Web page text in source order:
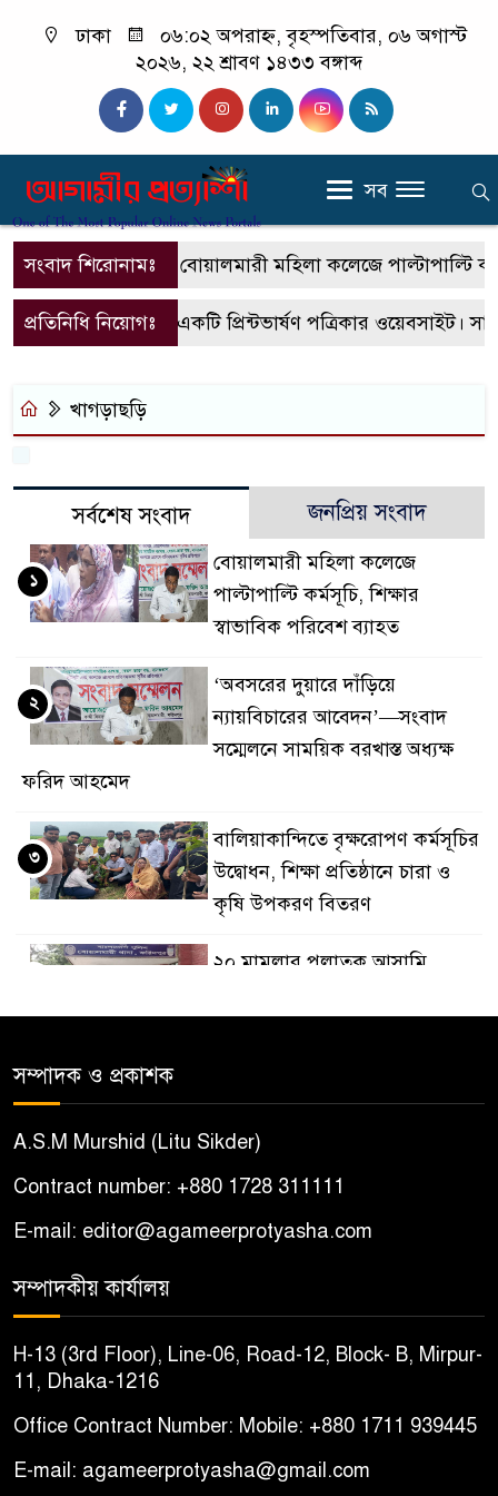
ঢাকা
০৬:০২ অপরাহ্ন, বৃহস্পতিবার, ০৬ অগাস্ট
২০২৬, ২২ শ্রাবণ ১৪৩৩ বঙ্গাব্দ
সব
সংবাদ শিরোনামঃ বোয়ালমারী মহিলা কলেজে পাল্টাপাল্টি
প্রতিনিধি নিয়োগঃএটি একটি প্রিন্টভার্ষণ পত্রিকার ওয়েবসাইট।
খাগড়াছড়ি
সর্বশেষ সংবাদ জনপ্রিয় সংবাদ
বোয়ালমারী মহিলা কলেজে
পাল্টাপাল্টি কর্মসূচি, শিক্ষার
স্বাভাবিক পরিবেশ ব্যাহত
১
‘অবসরের দুয়ারে দাঁড়িয়ে
ন্যায়বিচারের আবেদন’—সংবাদ
সম্মেলনে সাময়িক বরখাস্ত অধ্যক্ষ
ফরিদ আহমেদ
২
বালিয়াকান্দিতে বৃক্ষরোপণ কর্মসূচির
উদ্বোধন, শিক্ষা প্রতিষ্ঠানে চারা ও
কৃষি উপকরণ বিতরণ
৩
২০ মামলার পলাতক আসামি
পরিবার
৫
চাল জব্দের ঘটনায় ষড়যন্ত্রের
৬
পরীক্ষা
৭
বোয়ালমারীতে সাবেক কাউন্সিলরের
বাড়ি থেকে ইমাম-মুয়াজ্জিনদের
সম্পাদক ও প্রকাশক
A.S.M Murshid (Litu Sikder)
Contract number: +880 1728 311111
E-mail: editor@agameerprotyasha.com
সম্পাদকীয় কার্যালয়
H-13 (3rd Floor), Line-06, Road-12, Block- B, Mirpur-
11, Dhaka-1216
Office Contract Number: Mobile: +880 1711 939445
E-mail: agameerprotyasha@gmail.com